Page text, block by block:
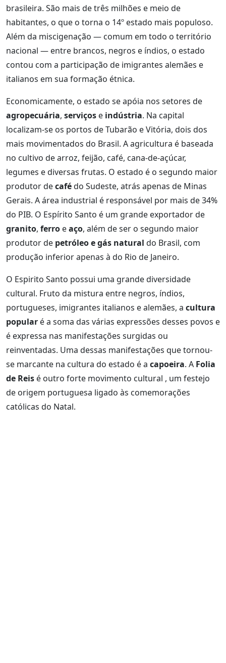
brasileira. São mais de três milhões e meio de
habitantes, o que o torna o 14º estado mais populoso.
Além da miscigenação — comum em todo o território
nacional — entre brancos, negros e índios, o estado
contou com a participação de imigrantes alemães e
italianos em sua formação étnica.
Economicamente, o estado se apóia nos setores de
agropecuária, serviços e indústria. Na capital
localizam-se os portos de Tubarão e Vitória, dois dos
mais movimentados do Brasil. A agricultura é baseada
no cultivo de arroz, feijão, café, cana-de-açúcar,
legumes e diversas frutas. O estado é o segundo maior
produtor decafédo Sudeste, atrás apenas de Minas
Gerais. A área industrial é responsável por mais de 34%
do PIB. O Espírito Santo é um grande exportador de
granito, ferro eaço, além de ser o segundo maior
produtor de petróleo e gás natural do Brasil, com
produção inferior apenas à do Rio de Janeiro.
O Espirito Santo possui uma grande diversidade
cultural. Fruto da mistura entre negros, índios,
portugueses, imigrantes italianos e alemães, a cultura
popular é a soma das várias expressões desses povos e
é expressa nas manifestações surgidas ou
reinventadas. Uma dessas manifestações que tornou-
se marcante na cultura do estado é a capoeira. A Folia
de Reis é outro forte movimento cultural , um festejo
de origem portuguesa ligado às comemorações
católicas do Natal.